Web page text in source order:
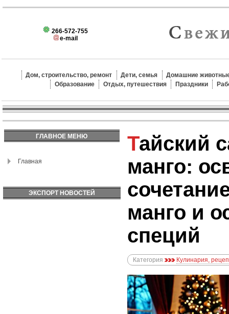
266-572-755
e-mail
Дом, строительство, ремонт Дети, семья
Домашние
Образование
Отдых, путешествия Праздники
ГЛАВНОЕ МЕНЮ
Главная
ЭКСПОРТ НОВОСТЕЙ
Тайский салат из
манго:
манго и
специй
Категория Кулинария,